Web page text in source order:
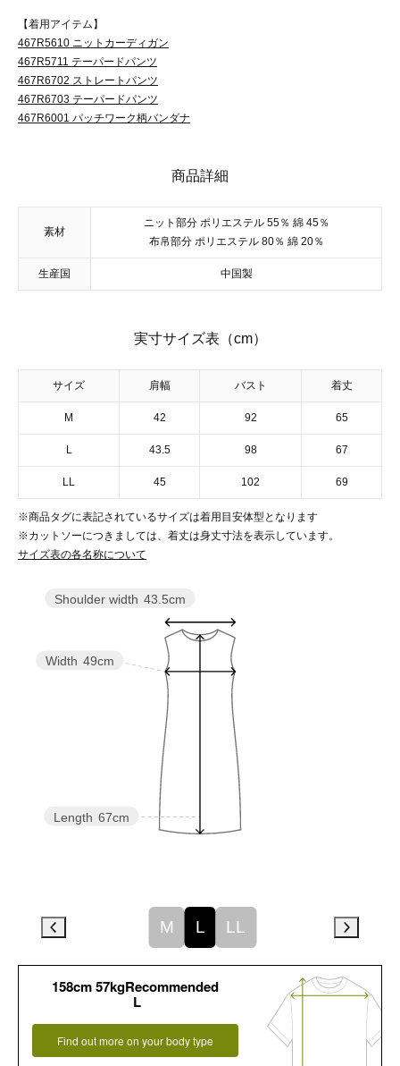
【着用アイテム】
467R5610 ニットカーディガン
467R5711 テーパードパンツ
467R6702 ストレートパンツ
467R6703 テーパードパンツ
467R6001 パッチワーク柄バンダナ
商品詳細
素材
ニット部分 ポリエステル 55％ 綿 45％
布帛部分 ポリエステル 80％ 綿 20％
生産国 中国製
実寸サイズ表（cm）
サイズ 肩幅 バスト 着丈
M 42 92 65
L 43.5 98 67
LL 45 102 69
※商品タグに表記されているサイズは着用目安体型となります
※カットソーにつきましては、着丈は身丈寸法を表示しています。
サイズ表の各名称について
Length 67cm
Width 49cm
Shoulder width 43.5cm
M L LL
158cm 57kgRecommended
L
Find out more on your body type